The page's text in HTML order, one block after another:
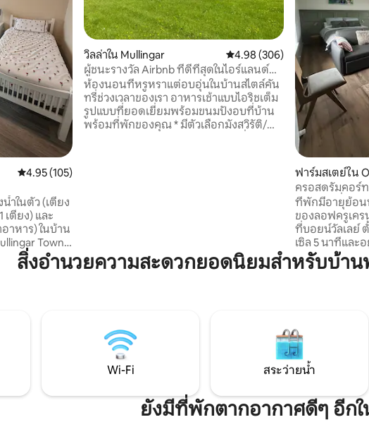
คะแนนเฉลี่ย 4.95 จาก 5, 105 รีวิว
4.95 (105)
ในตัว (เตียง
เตียง) และ
าหาร) ในบ้าน
Town
บ N4 และ
าวน่าที่ลอว์
น หรือ
ร์กส์บาร์
วิลล่าใน Mullingar คะแนนเฉลี่ย 4.98 จาก 5, 306
4.98 (306)
ผู้ชนะรางวัล Airbnb ที่ดีที่สุดในไอร์แลนด์
'อาหารสุดอลังการ!'
ห้องนอนที่หรูหราแต่อบอุ่นในบ้านสไตล์คัน
ทรี่ช่วงเวลาของเรา อาหารเช้าแบบไอริชเต็ม
รูปแบบที่ยอดเยี่ยมพร้อมขนมปังอบที่บ้าน
พร้อมที่พักของคุณ * มีตัวเลือกมังสวิรัติ/
ฟาร์มสเตย์ใน
ครอสดรัมคอร์
เดอะเดอรี่
ที่พักมีอายุย้อน
ของลอฟครูเค
ที่บอยน์วัลเลย์ ตั้งอยู่ห่างจากเมืองโอลด์คาส
เซิล 5 นาทีและ
มากมาย เหมาะสำหรับแขกงานแต่งงานที่
เข้าร่วมลัฟครูเอ
M3 เพียง 15 น
นาวัน คาวัน แล
สิ่งอำนวยความสะดวกยอดนิยมสำหรับบ้าน
Wi-Fi สระว่ายน้ำ
ยังมีที่พักตากอากาศดีๆ อีกใ